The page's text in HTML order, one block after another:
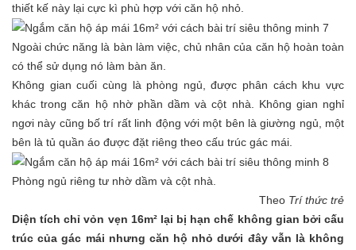
thiết kế này lại cực kì phù hợp với căn hộ nhỏ.
Ngoài chức năng là bàn làm việc, chủ nhân của căn hộ hoàn toàn
có thể sử dụng nó làm bàn ăn.
Không gian cuối cùng là phòng ngủ, được phân cách khu vực
khác trong căn hộ nhờ phần dầm và cột nhà. Không gian nghỉ
ngơi này cũng bố trí rất linh động với một bên là giường ngủ, một
bên là tủ quần áo được đặt riêng theo cấu trúc gác mái.
Phòng ngủ riêng tư nhờ dầm và cột nhà.
Theo Trí thức trẻ
Diện tích chỉ vỏn vẹn 16m² lại bị hạn chế không gian bởi cấu
trúc của gác mái nhưng căn hộ nhỏ dưới đây vẫn là không